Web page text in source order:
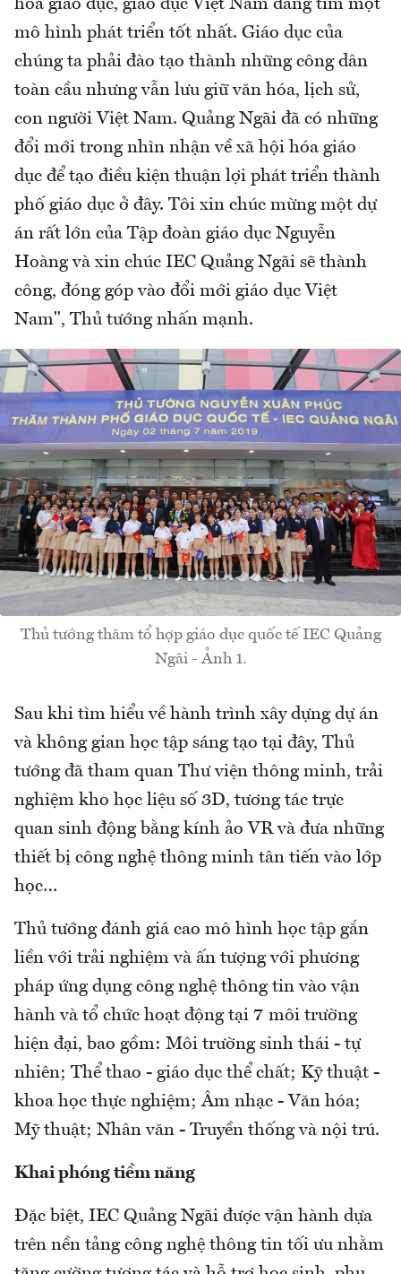
hóa giáo dục, giáo dục Việt Nam đang tìm một
mô hình phát triển tốt nhất. Giáo dục của
chúng ta phải đào tạo thành những công dân
toàn cầu nhưng vẫn lưu giữ văn hóa, lịch sử,
con người Việt Nam. Quảng Ngãi đã có những
đổi mới trong nhìn nhận về xã hội hóa giáo
dục để tạo điều kiện thuận lợi phát triển thành
phố giáo dục ở đây. Tôi xin chúc mừng một dự
án rất lớn của Tập đoàn giáo dục Nguyễn
Hoàng và xin chúc IEC Quảng Ngãi sẽ thành
công, đóng góp vào đổi mới giáo dục Việt
Nam", Thủ tướng nhấn mạnh.
Thủ tướng thăm tổ hợp giáo dục quốc tế IEC Quảng
Ngãi - Ảnh 1.
Sau khi tìm hiểu về hành trình xây dựng dự án
và không gian học tập sáng tạo tại đây, Thủ
tướng đã tham quan Thư viện thông minh, trải
nghiệm kho học liệu số 3D, tương tác trực
quan sinh động bằng kính ảo VR và đưa những
thiết bị công nghệ thông minh tân tiến vào lớp
học…
Thủ tướng đánh giá cao mô hình học tập gắn
liền với trải nghiệm và ấn tượng với phương
pháp ứng dụng công nghệ thông tin vào vận
hành và tổ chức hoạt động tại 7 môi trường
hiện đại, bao gồm: Môi trường sinh thái - tự
nhiên; Thể thao - giáo dục thể chất; Kỹ thuật -
khoa học thực nghiệm; Âm nhạc - Văn hóa;
Mỹ thuật; Nhân văn - Truyền thống và nội trú.
Khai phóng tiềm năng
Đặc biệt, IEC Quảng Ngãi được vận hành dựa
trên nền tảng công nghệ thông tin tối ưu nhằm